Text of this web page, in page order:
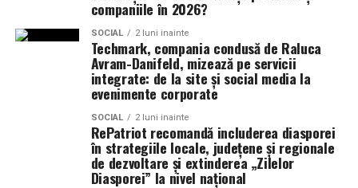
Mentenanța prelungește durata
de utilizare a terenului
Deși necesită mai puțină întreținere decât gazonul
natural, un teren cu gazon sintetic nu este complet
lipsit de operațiuni de mentenanță. Întreținerea
periodică poate include:
companiile în 2026?
SOCIAL 2 luni inainte
Techmark, compania condusă de Raluca
Avram-Danifeld, mizează pe servicii
integrate: de la site și social media la
evenimente corporate
SOCIAL 2 luni inainte
RePatriot recomandă includerea diasporei
în strategiile locale, județene și regionale
de dezvoltare și extinderea „Zilelor
Diasporei” la nivel național